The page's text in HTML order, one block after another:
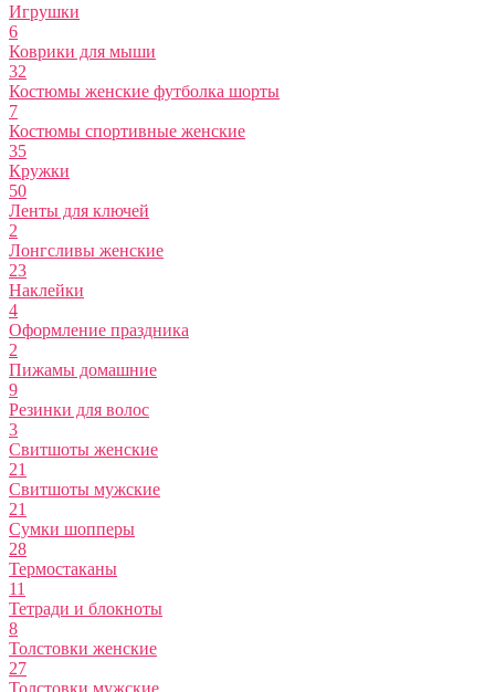
Игрушки
6
Коврики для мыши
32
Костюмы женские футболка шорты
7
Костюмы спортивные женские
35
Кружки
50
Ленты для ключей
2
Лонгсливы женские
23
Наклейки
4
Оформление праздника
2
Пижамы домашние
9
Резинки для волос
3
Свитшоты женские
21
Свитшоты мужские
21
Сумки шопперы
28
Термостаканы
11
Тетради и блокноты
8
Толстовки женские
27